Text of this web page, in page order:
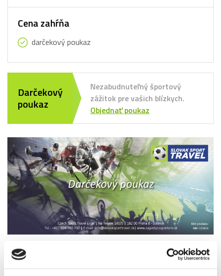
Často kladené otázky:
Cena zahŕňa
darčekový poukaz
Darčekový
poukaz
Nezabudnuteľný športový
zážitok pre vašich blízkych.
Objednať poukaz